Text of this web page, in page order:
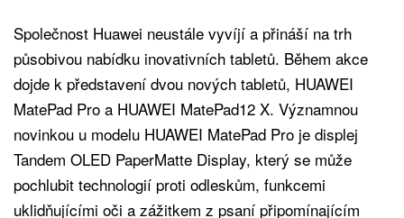
Společnost Huawei neustále vyvíjí a přináší na trh
působivou nabídku inovativních tabletů. Během akce
dojde k představení dvou nových tabletů, HUAWEI
MatePad Pro a HUAWEI MatePad12 X. Významnou
novinkou u modelu HUAWEI MatePad Pro je displej
Tandem OLED PaperMatte Display, který se může
pochlubit technologií proti odleskům, funkcemi
uklidňujícími oči a zážitkem z psaní připomínajícím